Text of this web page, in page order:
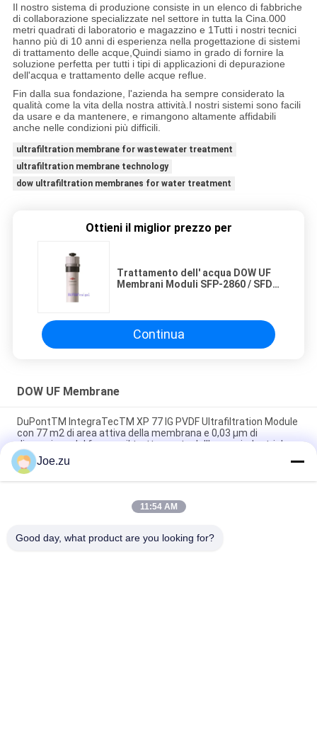
Il nostro sistema di produzione consiste in un elenco di fabbriche
di collaborazione specializzate nel settore in tutta la Cina.000
metri quadrati di laboratorio e magazzino e 1Tutti i nostri tecnici
hanno più di 10 anni di esperienza nella progettazione di sistemi
di trattamento delle acque,Quindi siamo in grado di fornire la
soluzione perfetta per tutti i tipi di applicazioni di depurazione
dell'acqua e trattamento delle acque reflue.
Fin dalla sua fondazione, l'azienda ha sempre considerato la
qualità come la vita della nostra attività.I nostri sistemi sono facili
da usare e da mantenere, e rimangono altamente affidabili
anche nelle condizioni più difficili.
ultrafiltration membrane for wastewater treatment
ultrafiltration membrane technology
dow ultrafiltration membranes for water treatment
Ottieni il miglior prezzo per
Trattamento dell' acqua DOW UF
Membrani Moduli SFP-2860 / SFD-
Continua
DOW UF Membrane
DuPontTM IntegraTecTM XP 77 IG PVDF Ultrafiltration Module
con 77 m2 di area attiva della membrana e 0,03 μm di
dimensione del foro per il trattamento dell'acqua industriale
Modulo UF DuPont™ XP 77IP IG UF ad alto flusso – Per soluzioni
rack IP
DuPontTM IntegraTecTM XP 51 IP IG Ultrafiltrazione
Joe.zu
11:54 AM
Good day, what product are you looking for?